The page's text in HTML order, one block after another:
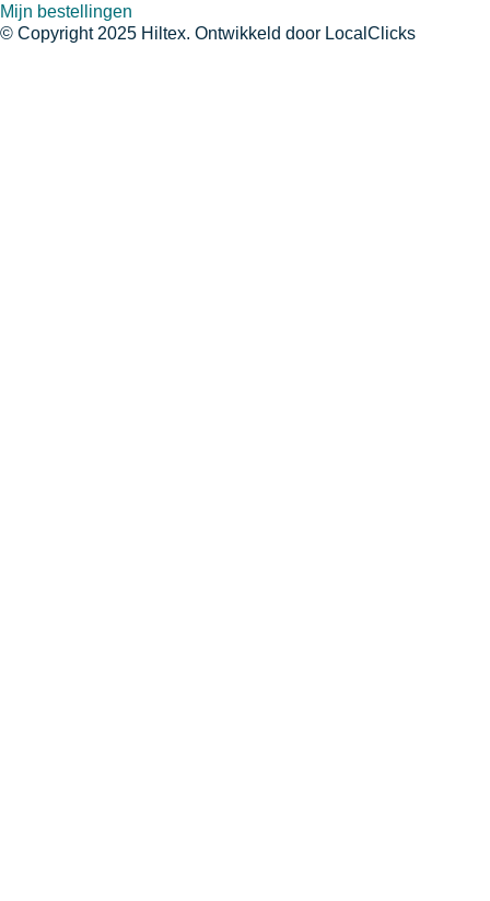
Mijn bestellingen
© Copyright 2025 Hiltex. Ontwikkeld door LocalClicks